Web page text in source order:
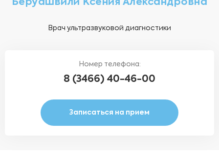
Беруашвили Ксения Александровна
Врач ультразвуковой диагностики
Номер телефона:
8 (3466) 40-46-00
Записаться на прием